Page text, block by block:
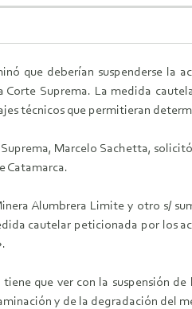
que deberían suspenderse
Suprema. La medida
técnicos que permitieran
Marcelo Sachetta,
Catamarca.
Alumbrera Limite y otro s/
cautelar peticionada por los
que ver con la suspensión
y de la degradación del